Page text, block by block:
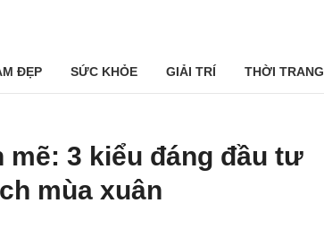
ĐẸP SỨC KHỎE GIẢI TRÍ THỜI TRANG
3 kiểu đáng đầu tư
mùa xuân